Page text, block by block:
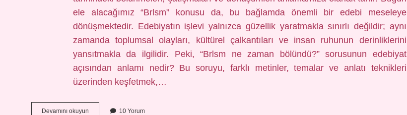
ele alacağımız “Brlsm” konusu da, bu bağlamda önemli bir edebi meseleye
dönüşmektedir. Edebiyatın işlevi yalnızca güzellik yaratmakla sınırlı değildir; aynı
zamanda toplumsal olayları, kültürel çalkantıları ve insan ruhunun derinliklerini
yansıtmakla da ilgilidir. Peki, “Brlsm ne zaman bölündü?” sorusunun edebiyat
açısından anlamı nedir? Bu soruyu, farklı metinler, temalar ve anlatı teknikleri
üzerinden keşfetmek,…
Devamını okuyun 10 Yorum